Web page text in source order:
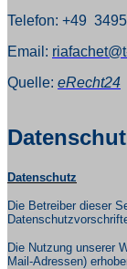
Telefon: +49
Email:
Quelle: eRecht24
Datenschutz
Die Betreiber dieser
Die Nutzung unserer
Mail-Adressen)